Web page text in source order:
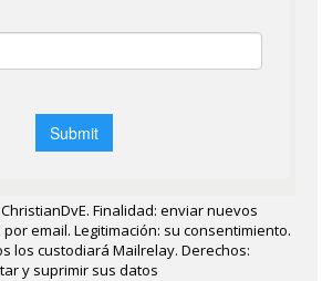
Finalidad: enviar nuevos
email. Legitimación: su consentimiento.
los custodiará Mailrelay. Derechos:
y suprimir sus datos